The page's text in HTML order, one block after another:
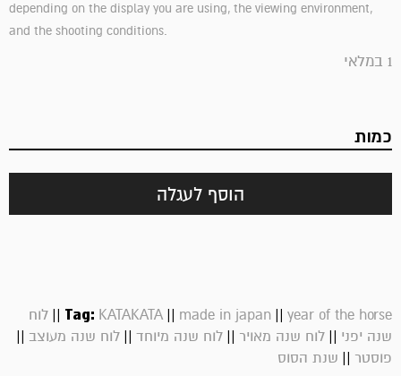
depending on the display you are using, the viewing environment,
and the shooting conditions.
1 במלאי
כמות
הוסף לעגלה
Tag: KATAKATA || made in japan || year of the horse
|| לוח
שנה יפני || לוח שנה מאויר || לוח שנה מיוחד || לוח שנה מעוצב ||
פוסטר || שנת הסוס